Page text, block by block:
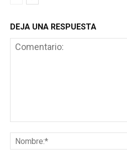
DEJA UNA RESPUESTA